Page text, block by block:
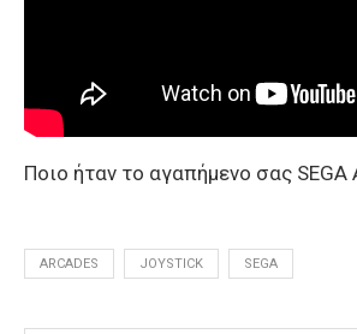
Ποιο ήταν το αγαπήμενο σας SEGA
ARCADES JOYSTICK SEGA